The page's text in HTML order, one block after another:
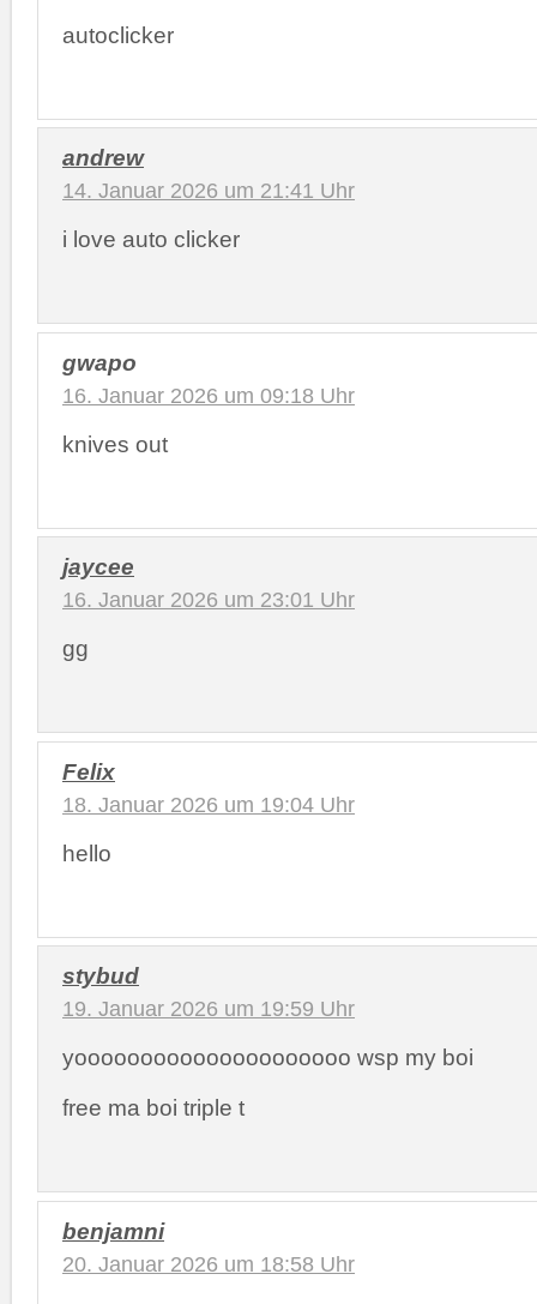
autoclicker
andrew
14. Januar 2026 um 21:41 Uhr
i love auto clicker
gwapo
16. Januar 2026 um 09:18 Uhr
knives out
jaycee
16. Januar 2026 um 23:01 Uhr
gg
Felix
18. Januar 2026 um 19:04 Uhr
hello
stybud
19. Januar 2026 um 19:59 Uhr
yooooooooooooooooooooo wsp my boi
free ma boi triple t
benjamni
20. Januar 2026 um 18:58 Uhr